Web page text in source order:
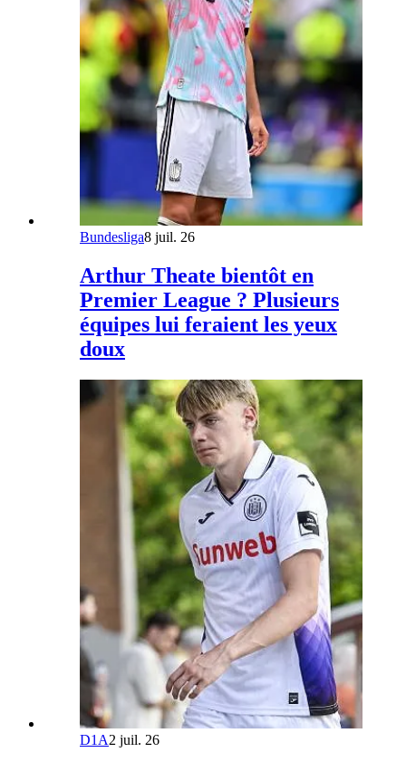
Bundesliga8 juil. 26
Arthur Theate bientôt en
Premier League ? Plusieurs
équipes lui feraient les yeux
doux
D1A2 juil. 26